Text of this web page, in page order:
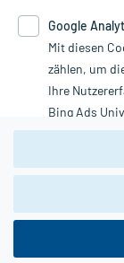
Therapien
Google Analytics.
unserer
nutzen Sie das
Vertrag
*Hinweise zu
copyright @ 2026
Google
Mit diesen
zählen, um
Ihre
Bing Ads
Youtube-
Wir
Daten